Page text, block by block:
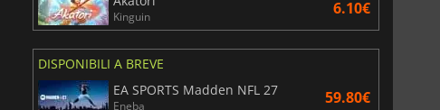
Kinguin 6.10€
DISPONIBILI A BREVE
EA SPORTS Madden NFL 27
Eneba 59.80€